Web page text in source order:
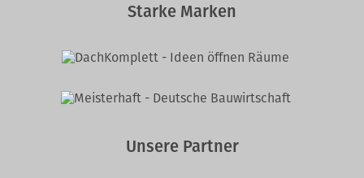
Starke Marken
Unsere Partner